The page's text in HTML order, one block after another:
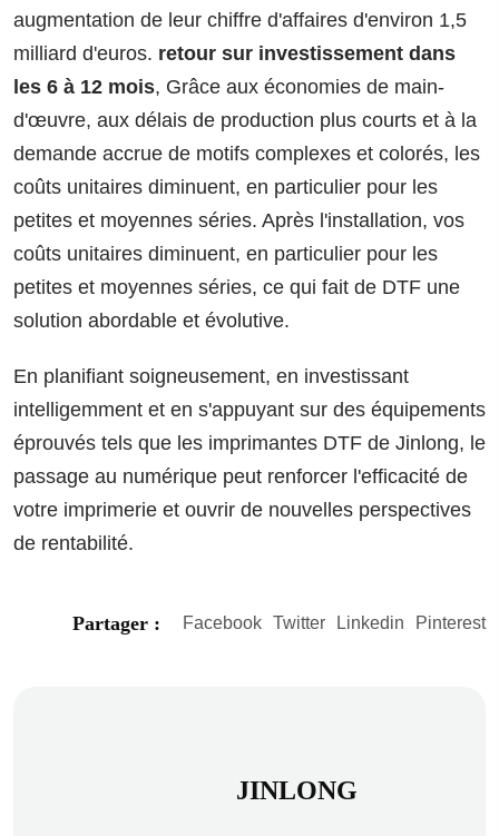
augmentation de leur chiffre d'affaires d'environ 1,5
milliard d'euros. retour sur investissement dans
les 6 à 12 mois, Grâce aux économies de main-
d'œuvre, aux délais de production plus courts et à la
demande accrue de motifs complexes et colorés, les
coûts unitaires diminuent, en particulier pour les
petites et moyennes séries. Après l'installation, vos
coûts unitaires diminuent, en particulier pour les
petites et moyennes séries, ce qui fait de DTF une
solution abordable et évolutive.
En planifiant soigneusement, en investissant
intelligemment et en s'appuyant sur des équipements
éprouvés tels que les imprimantes DTF de Jinlong, le
passage au numérique peut renforcer l'efficacité de
votre imprimerie et ouvrir de nouvelles perspectives
de rentabilité.
Partager : Facebook Twitter Linkedin Pinterest
JINLONG